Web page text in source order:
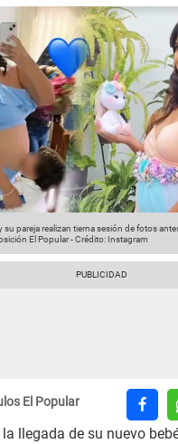
su pareja realizan tierna sesión de fotos
El Popular-Crédito: Instagram
El Popular
llegada de su nuevo